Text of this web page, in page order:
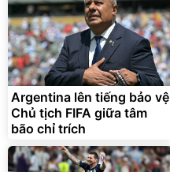
Argentina lên tiếng bảo vệ
Chủ tịch FIFA giữa tâm
bão chỉ trích